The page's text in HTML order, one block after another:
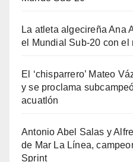
La atleta algecireña Ana
el Mundial Sub-20 con el
El ‘chisparrero’ Mateo
y se proclama
acuatlón
Antonio Abel Salas y
de Mar La Línea,
Sprint